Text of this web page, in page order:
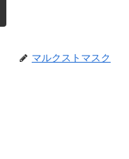
マルクストマスク